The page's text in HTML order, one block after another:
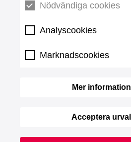
Nödvändiga cookies
Analyscookies
Marknadscookies
Mer information
Acceptera urval